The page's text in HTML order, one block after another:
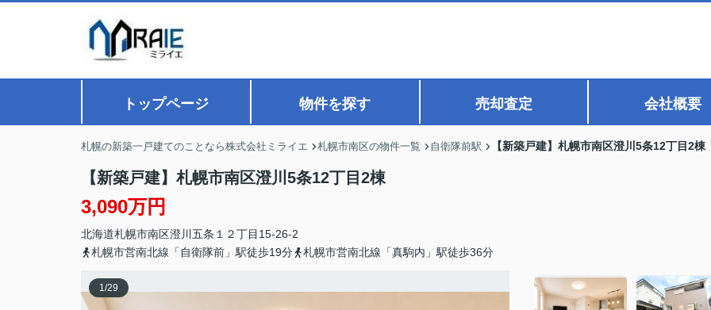
トップページ 物件を探す 売却査定 会社概要
札幌の新築一戸建てのことなら株式会社ミライエ 札幌市南区の物件一覧 自衛隊前駅 【新築戸建】札幌市南区澄川5条12丁目2棟
【新築戸建】札幌市南区澄川5条12丁目2棟
3,090万円
北海道札幌市南区澄川五条 １２丁目15-26-2
札幌市営南北線「自衛隊前」駅徒歩19分
札幌市営南北線「真駒内」駅徒歩36分
1/29